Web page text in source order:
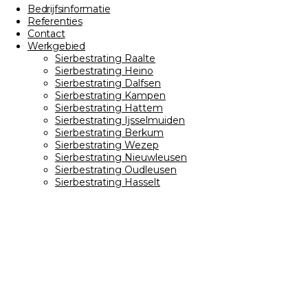
Bedrijfsinformatie
Referenties
Contact
Werkgebied
Sierbestrating Raalte
Sierbestrating Heino
Sierbestrating Dalfsen
Sierbestrating Kampen
Sierbestrating Hattem
Sierbestrating Ijsselmuiden
Sierbestrating Berkum
Sierbestrating Wezep
Sierbestrating Nieuwleusen
Sierbestrating Oudleusen
Sierbestrating Hasselt